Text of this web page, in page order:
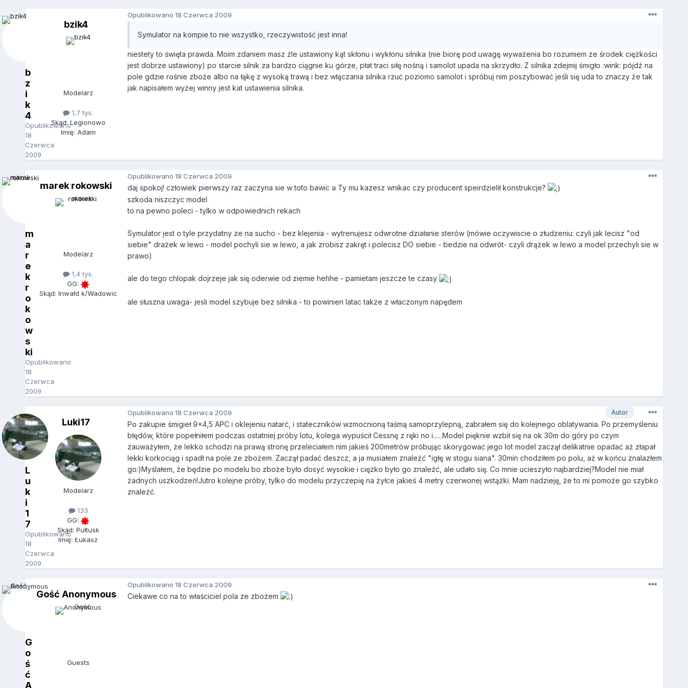
b
z
i
k
4
Opublikowano
18
Czerwca
2009
bzik4
Modelarz
1,7 tys.
Skąd: Legionowo
Imię: Adam
Opublikowano 18 Czerwca 2009
Symulator na kompie to nie wszystko, rzeczywistość jest inna!
niestety to święta prawda. Moim zdaniem masz źle ustawiony kąt skłonu i wykłonu silnika (nie biorę pod uwagę wyważenia bo rozumiem że środek ciężkości
jest dobrze ustawiony) po starcie silnik za bardzo ciągnie ku górze, płat traci siłę nośną i samolot upada na skrzydło. Z silnika zdejmij śmigło :wink: pójdź na
pole gdzie rośnie zboże albo na łąkę z wysoką trawą i bez włączania silnika rzuć poziomo samolot i spróbuj nim poszybować jeśli się uda to znaczy że tak
jak napisałem wyżej winny jest kat ustawienia silnika.
m
a
r
e
k
r
o
k
o
w
s
ki
Opublikowano
18
Czerwca
2009
marek rokowski
Modelarz
1,4 tys.
GG:
Skąd: Inwałd k/Wadowic
Opublikowano 18 Czerwca 2009
daj spokoj! człowiek pierwszy raz zaczyna sie w toto bawic a Ty mu kazesz wnikac czy producent speirdzielił konstrukcje?
szkoda niszczyc model
to na pewno poleci - tylko w odpowiednich rekach
Symulator jest o tyle przydatny ze na sucho - bez klejenia - wytrenujesz odwrotne działanie sterów (mówie oczywiscie o złudzeniu: czyli jak lecisz "od
siebie" drażek w lewo - model pochyli sie w lewo, a jak zrobisz zakręt i polecisz DO siebie - bedzie na odwrót- czyli drążek w lewo a model przechyli sie w
prawo)
ale do tego chlopak dojrzeje jak się oderwie od ziemie hehhe - pamietam jeszcze te czasy
ale słuszna uwaga- jesli model szybuje bez silnika - to powinien latac takze z właczonym napędem
L
u
k
i
1
7
Opublikowano
18
Czerwca
2009
Luki17
Modelarz
133
GG:
Skąd: Pułtusk
Imię: Łukasz
Autor
Opublikowano 18 Czerwca 2009
Po zakupie śmigieł 9x4,5 APC i oklejeniu natarć, i stateczników wzmocnioną taśmą samoprzylepną, zabrałem się do kolejnego oblatywania. Po przemyśleniu
błędów, które popełniłem podczas ostatniej próby lotu, kolega wypuścił Cessnę z ręki no i......Model pięknie wzbił się na ok 30m do góry po czym
zauważyłem, że lekko schodzi na prawą stronę przeleciałem nim jakieś 200metrów próbując skorygować jego lot model zaczął delikatnie opadać aż złapał
lekki korkociąg i spadł na pole ze zbożem. Zaczął padać deszcz, a ja musiałem znaleźć "igłę w stogu siana". 30min chodziłem po polu, aż w końcu znalazłem
go:)Myślałem, że będzie po modelu bo zboże było dosyć wysokie i ciężko było go znaleźć, ale udało się. Co mnie ucieszyło najbardziej?Model nie miał
żadnych uszkodzeń!Jutro kolejne próby, tylko do modelu przyczepię na żyłce jakieś 4 metry czerwonej wstążki. Mam nadzieję, że to mi pomoże go szybko
znaleźć.
G
o
ś
ć
A
Gość Anonymous
Guests
Opublikowano 18 Czerwca 2009
Ciekawe co na to właściciel pola ze zbożem